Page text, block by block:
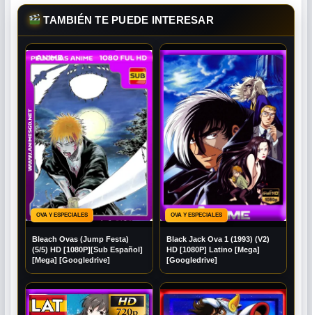
TAMBIÉN TE PUEDE INTERESAR
OVA Y ESPECIALES
Bleach Ovas (Jump Festa)
(5/5) HD [1080P][Sub Español]
[Mega] [Googledrive]
OVA Y ESPECIALES
Black Jack Ova 1 (1993) (V2)
HD [1080P] Latino [Mega]
[Googledrive]